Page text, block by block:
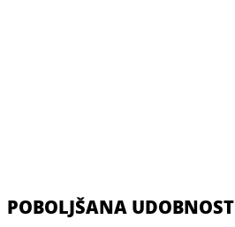
POBOLJŠANA UDOBNOST